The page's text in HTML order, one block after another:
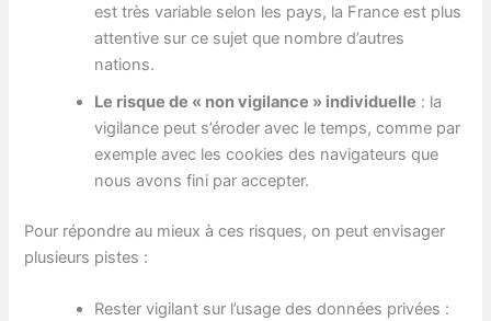
est très variable selon les pays, la France est plus
attentive sur ce sujet que nombre d’autres
nations.
Le risque de « non vigilance » individuelle : la
vigilance peut s’éroder avec le temps, comme par
exemple avec les cookies des navigateurs que
nous avons fini par accepter.
Pour répondre au mieux à ces risques, on peut envisager
plusieurs pistes :
Rester vigilant sur l’usage des données privées :